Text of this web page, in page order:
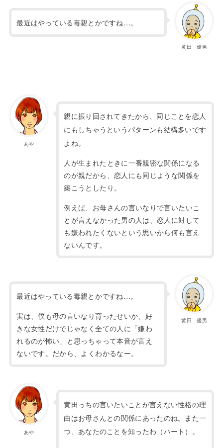
黄田 優男
最近はやっている毒親とかですね…。
あや
親に振り回されてきたから、同じことを恋人
にもしちゃうというパターンも結構多いです
よね。
人が生まれたときに一番親密な関係になる
のが親だから、恋人にも同じような関係を
築こうとしたり。
例えば、お母さんの言いなりで言いたいこ
とが言えなかった男の人は、恋人に対して
も嫌われたくないという思いから何も言え
ないんです。
黄田 優男
最近はやっている毒親とかですね…。
実は、僕も母の言いなり育ったせいか、好
きな女性だけでじゃなく全ての人に「嫌わ
れるのが怖い」と思っちゃって本音が言え
ないです。だから、よくわかるなー。
あや
黄田っちの言いたいことが言えない性格の理
由はお母さんとの関係にあったのね。また一
つ、あなたのことを知ったわ（ハート）。